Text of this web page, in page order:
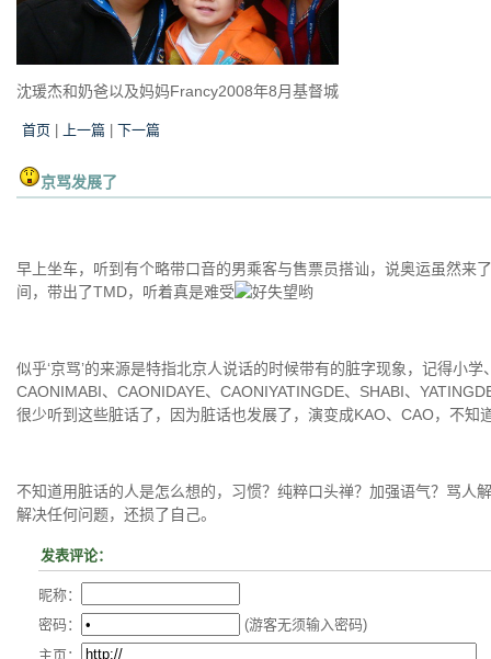
沈瑗杰和奶爸以及妈妈Francy2008年8月基督城
首页 上一篇 下一篇
京骂发展了
早上坐车，听到有个略带口音的男乘客与售票员搭讪，说奥运虽然来
间，带出了TMD，听着真是难受
似乎‘京骂’的来源是特指北京人说话的时候带有的脏字现象，记得小
CAONIMABI、CAONIDAYE、CAONIYATINGDE、SHABI、
很少听到这些脏话了，因为脏话也发展了，演变成KAO、CAO，不知
不知道用脏话的人是怎么想的，习惯？纯粹口头禅？加强语气？骂人
解决任何问题，还损了自己。
发表评论：
昵称：
密码：
(游客无须输入密码)
主页：